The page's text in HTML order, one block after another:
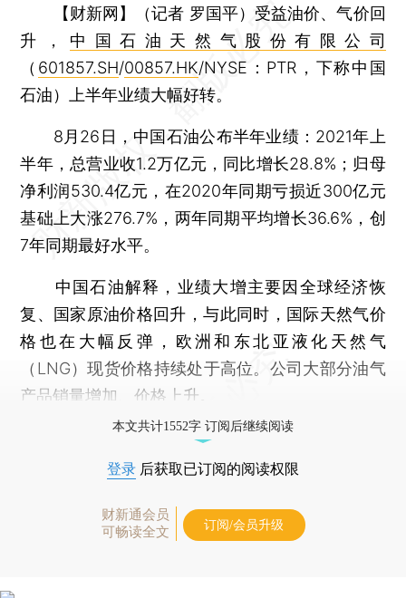
【财新网】（记者 罗国平） 受益油价、气价回
升， 中国石油天然气股份有限公司
（ 601857.SH/00857.HK/NYSE：PTR，下称中国
石油）上半年业绩大幅好转。
8月26日，中国石油公布半年业绩：2021年上
半年，总营业收1.2万亿元，同比增长28.8%；归母
净利润530.4亿元，在2020年同期亏损近300亿元
基础上大涨276.7%，两年同期平均增长36.6%，创
7年同期最好水平。
中国石油解释，业绩大增主要因全球经济恢
复、国家原油价格回升，与此同时，国际天然气价
格也在大幅反弹，欧洲和东北亚液化天然气
（LNG）现货价格持续处于高位。公司大部分油气
产品销量增加、价格上升。
本文共计1552字 订阅后继续阅读
登录 后获取已订阅的阅读权限
财新通会员
可畅读全文
订阅/会员升级